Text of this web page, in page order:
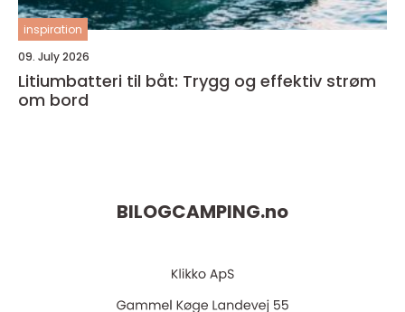
inspiration
09. July 2026
Litiumbatteri til båt: Trygg og effektiv strøm
om bord
BILOGCAMPING.no